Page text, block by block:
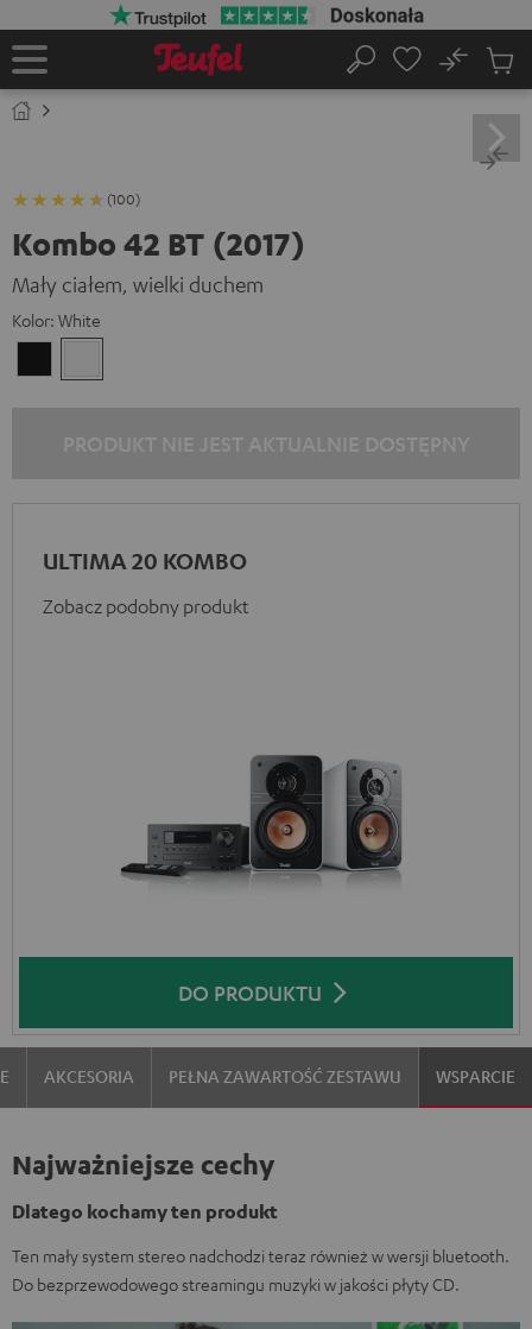
Strona
Szukaj
No
w
(100)
Kombo 42 BT (2017)
Mały ciałem, wielki duchem
Kolor: White
ULTIMA 20 KOMBO
Zobacz podobny produkt
DO PRODUKTU
AKCESORIA PEŁNA ZAWARTOŚĆ ZESTAWU WSPARCIE
Najważniejsze cechy
Dlatego kochamy ten produkt
Ten mały system stereo nadchodzi teraz również w wersji bluetooth.
Do bezprzewodowego streamingu muzyki w jakości płyty CD.